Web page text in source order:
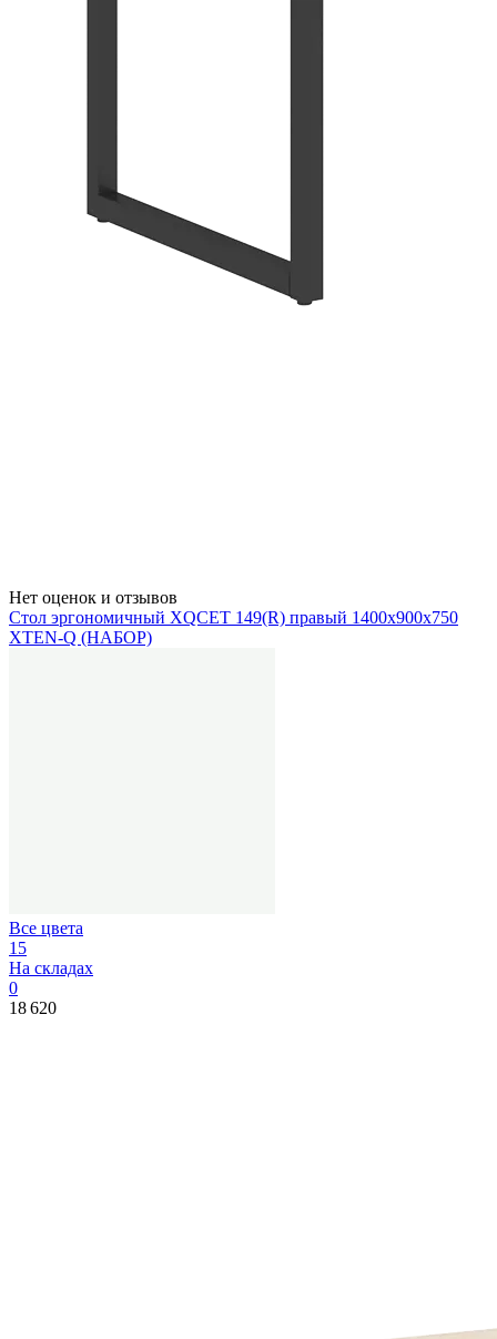
Нет оценок и отзывов
Стол эргономичный XQCET 149(R) правый 1400х900х750
XTEN-Q (НАБОР)
Все цвета
15
На складах
0
18 620